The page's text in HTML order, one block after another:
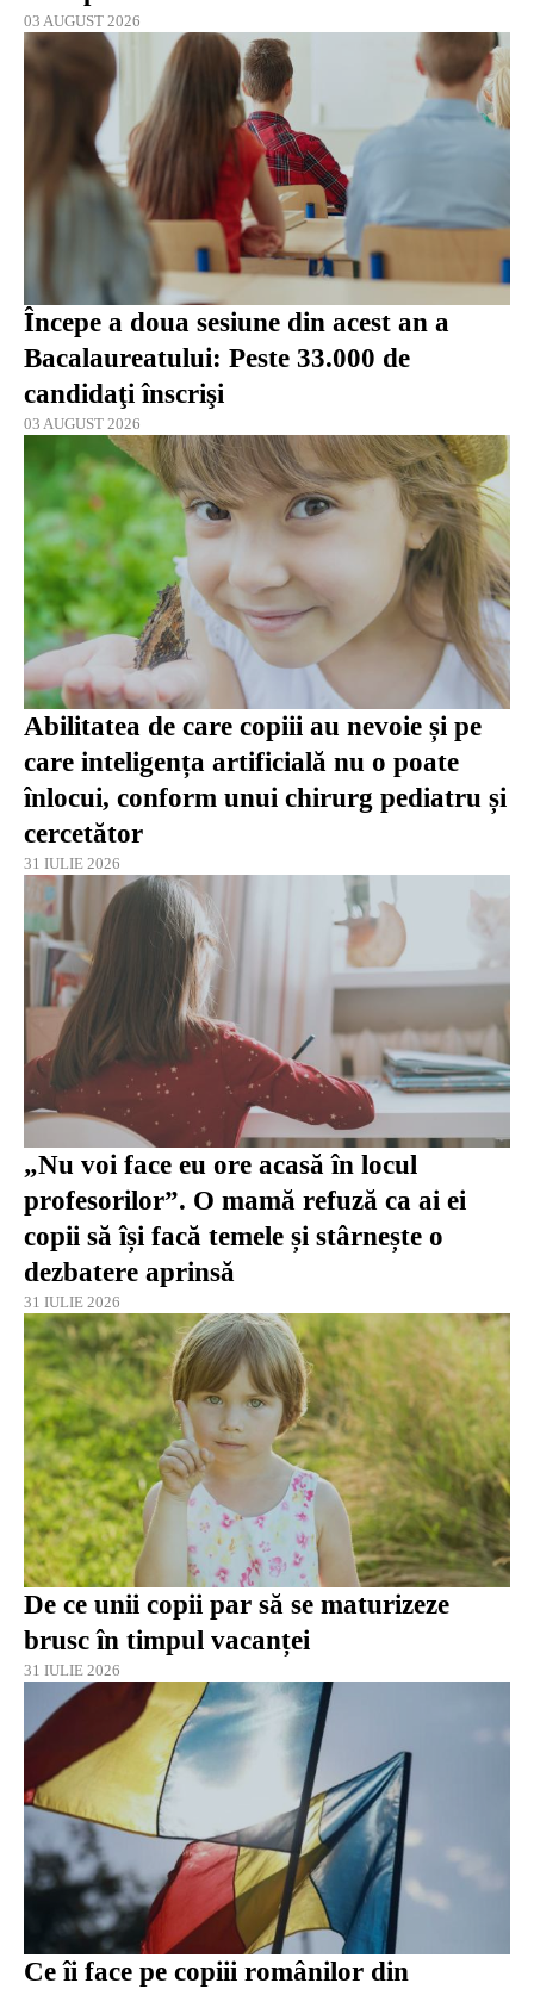
03 AUGUST 2026
Începe a doua sesiune din acest an a
Bacalaureatului: Peste 33.000 de
candidaţi înscrişi
03 AUGUST 2026
Abilitatea de care copiii au nevoie și pe
care inteligența artificială nu o poate
înlocui, conform unui chirurg pediatru și
cercetător
31 IULIE 2026
„Nu voi face eu ore acasă în locul
profesorilor”. O mamă refuză ca ai ei
copii să își facă temele și stârnește o
dezbatere aprinsă
31 IULIE 2026
De ce unii copii par să se maturizeze
brusc în timpul vacanței
31 IULIE 2026
Ce îi face pe copiii românilor din